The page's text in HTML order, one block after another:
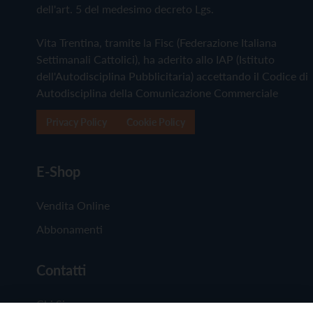
dell'art. 5 del medesimo decreto Lgs.
Vita Trentina, tramite la Fisc (Federazione Italiana
Settimanali Cattolici), ha aderito allo IAP (Istituto
dell'Autodisciplina Pubblicitaria) accettando il Codice di
Autodisciplina della Comunicazione Commerciale
E-Shop
Vendita Online
Abbonamenti
Contatti
Chi Siamo